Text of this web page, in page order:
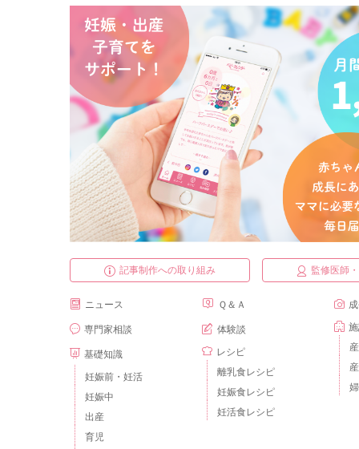
記事制作への取り組み 監修医師
ニュース
専門家相談
基礎知識
妊娠前・妊活
妊娠中
出産
育児
Ｑ＆Ａ
体験談
レシピ
離乳食レシピ
妊娠食レシピ
妊活食レシピ